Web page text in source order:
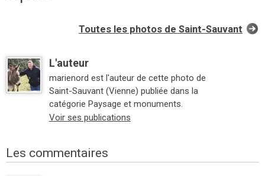
Toutes les photos de Saint-Sauvant
L'auteur
marienord est l'auteur de cette photo de
Saint-Sauvant (Vienne) publiée dans la
catégorie Paysage et monuments.
Voir ses publications
Les commentaires